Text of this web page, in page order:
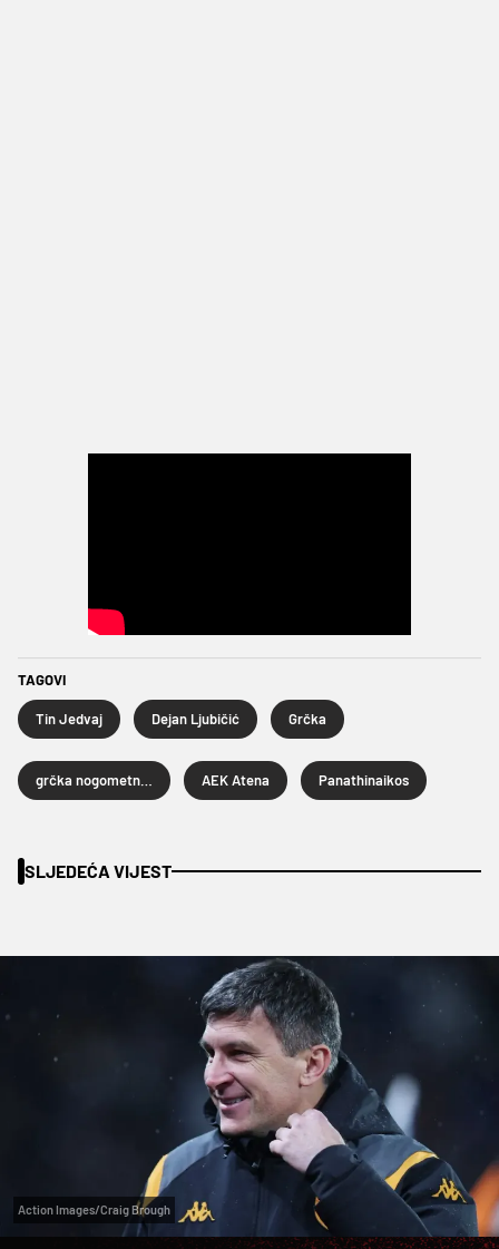
TAGOVI
Tin Jedvaj Dejan Ljubičić Grčka
AEK Atena Panathinaikos
SLJEDEĆA VIJEST
Action Images/Craig Brough